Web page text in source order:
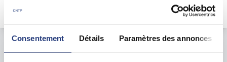
Consentement Détails Paramètres des annonces
Le test psychotechnique